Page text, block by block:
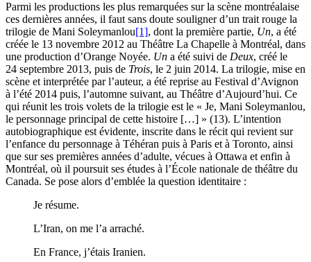
Parmi les productions les plus remarquées sur la scène montréalaise
ces dernières années, il faut sans doute souligner d’un trait rouge la
trilogie de Mani Soleymanlou[1], dont la première partie, Un, a été
créée le 13 novembre 2012 au Théâtre La Chapelle à Montréal, dans
une production d’Orange Noyée. Un a été suivi de Deux, créé le
24 septembre 2013, puis de Trois, le 2 juin 2014. La trilogie, mise en
scène et interprétée par l’auteur, a été reprise au Festival d’Avignon
à l’été 2014 puis, l’automne suivant, au Théâtre d’Aujourd’hui. Ce
qui réunit les trois volets de la trilogie est le « Je, Mani Soleymanlou,
le personnage principal de cette histoire […] » (13). L’intention
autobiographique est évidente, inscrite dans le récit qui revient sur
l’enfance du personnage à Téhéran puis à Paris et à Toronto, ainsi
que sur ses premières années d’adulte, vécues à Ottawa et enfin à
Montréal, où il poursuit ses études à l’École nationale de théâtre du
Canada. Se pose alors d’emblée la question identitaire :
Je résume.
L’Iran, on me l’a arraché.
En France, j’étais Iranien.